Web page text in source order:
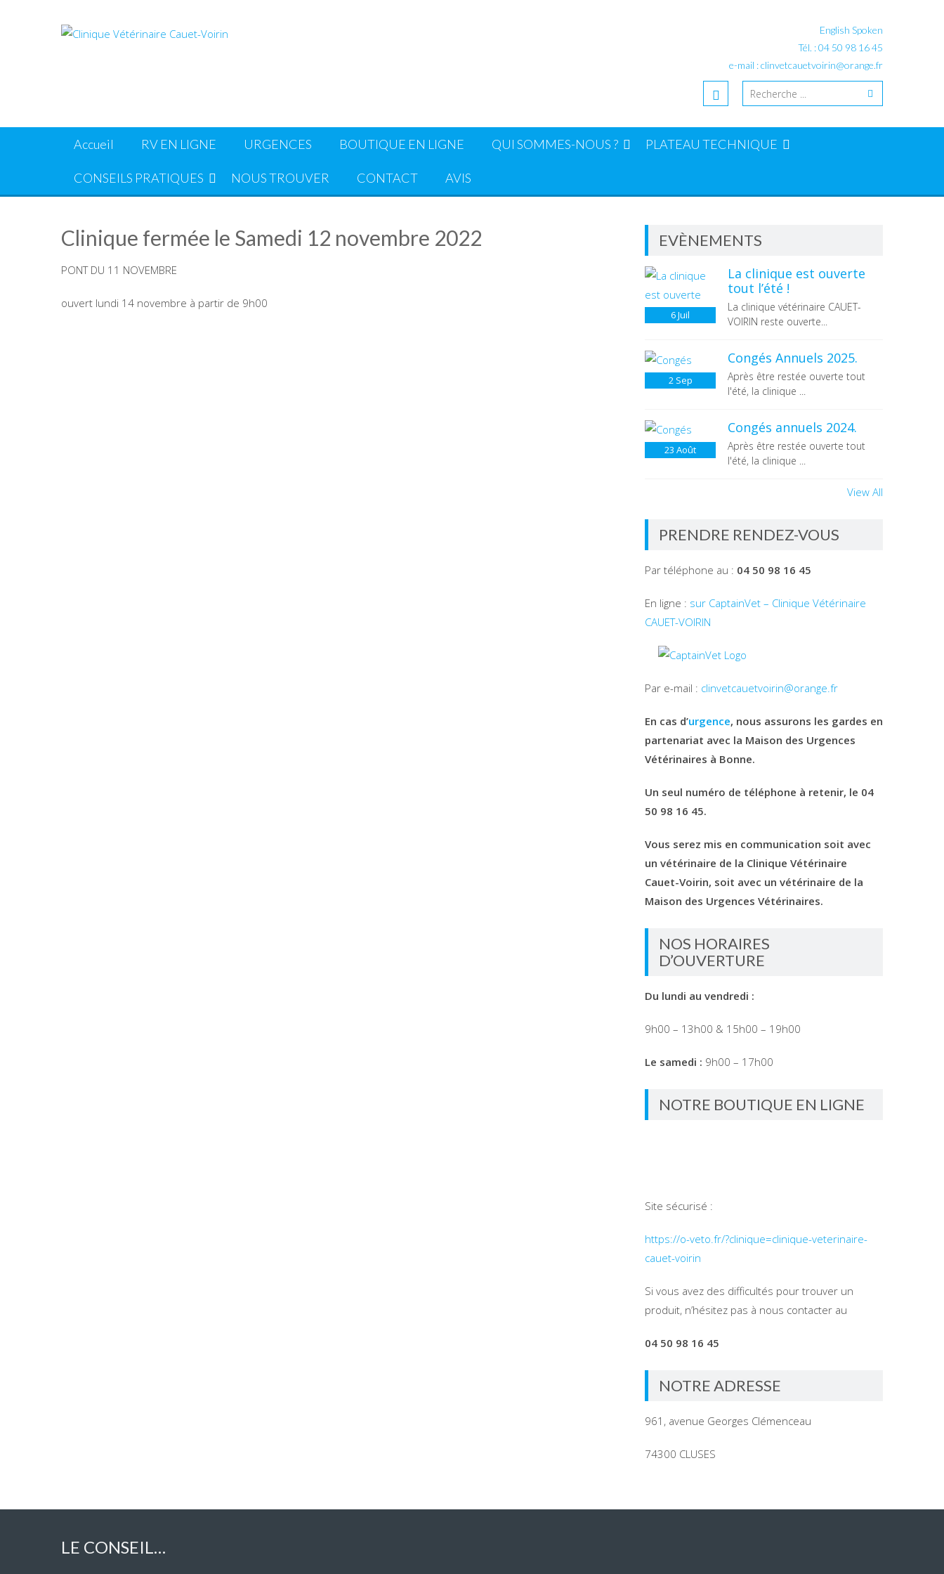
English Spoken
Tél. : 04 50 98 16 45
e-mail : clinvetcauetvoirin@orange.fr
Accueil RV EN LIGNE URGENCES BOUTIQUE EN LIGNE QUI SOMMES-NOUS ? PLATEAU TECHNIQUE
CONSEILS PRATIQUES NOUS TROUVER CONTACT AVIS
Clinique fermée le Samedi 12 novembre 2022
PONT DU 11 NOVEMBRE
ouvert lundi 14 novembre à partir de 9h00
EVÈNEMENTS
6Juil
La clinique est ouverte
tout l’été !
La clinique vétérinaire CAUET-
VOIRIN reste ouverte...
2 Sep
Congés Annuels 2025.
Après être restée ouverte tout
l'été, la clinique ...
23 Août
Congés annuels 2024.
Après être restée ouverte tout
l'été, la clinique ...
View All
PRENDRE RENDEZ-VOUS
Par téléphone au : 04 50 98 16 45
En ligne : sur CaptainVet – Clinique Vétérinaire
CAUET-VOIRIN
Par e-mail : clinvetcauetvoirin@orange.fr
En cas d’urgence, nous assurons les gardes en
partenariat avec la Maison des Urgences
Vétérinaires à Bonne.
Un seul numéro de téléphone à retenir, le 04
50 98 16 45.
Vous serez mis en communication soit avec
un vétérinaire de la Clinique Vétérinaire
Cauet-Voirin, soit avec un vétérinaire de la
Maison des Urgences Vétérinaires.
NOS HORAIRES
D’OUVERTURE
Du lundi au vendredi :
9h00 – 13h00 & 15h00 – 19h00
Le samedi : 9h00 – 17h00
NOTRE BOUTIQUE EN LIGNE
Site sécurisé :
https://o-veto.fr/?clinique=clinique-veterinaire-
cauet-voirin
Si vous avez des difficultés pour trouver un
produit, n’hésitez pas à nous contacter au
04 50 98 16 45
NOTRE ADRESSE
961, avenue Georges Clémenceau
74300 CLUSES
LE CONSEIL…